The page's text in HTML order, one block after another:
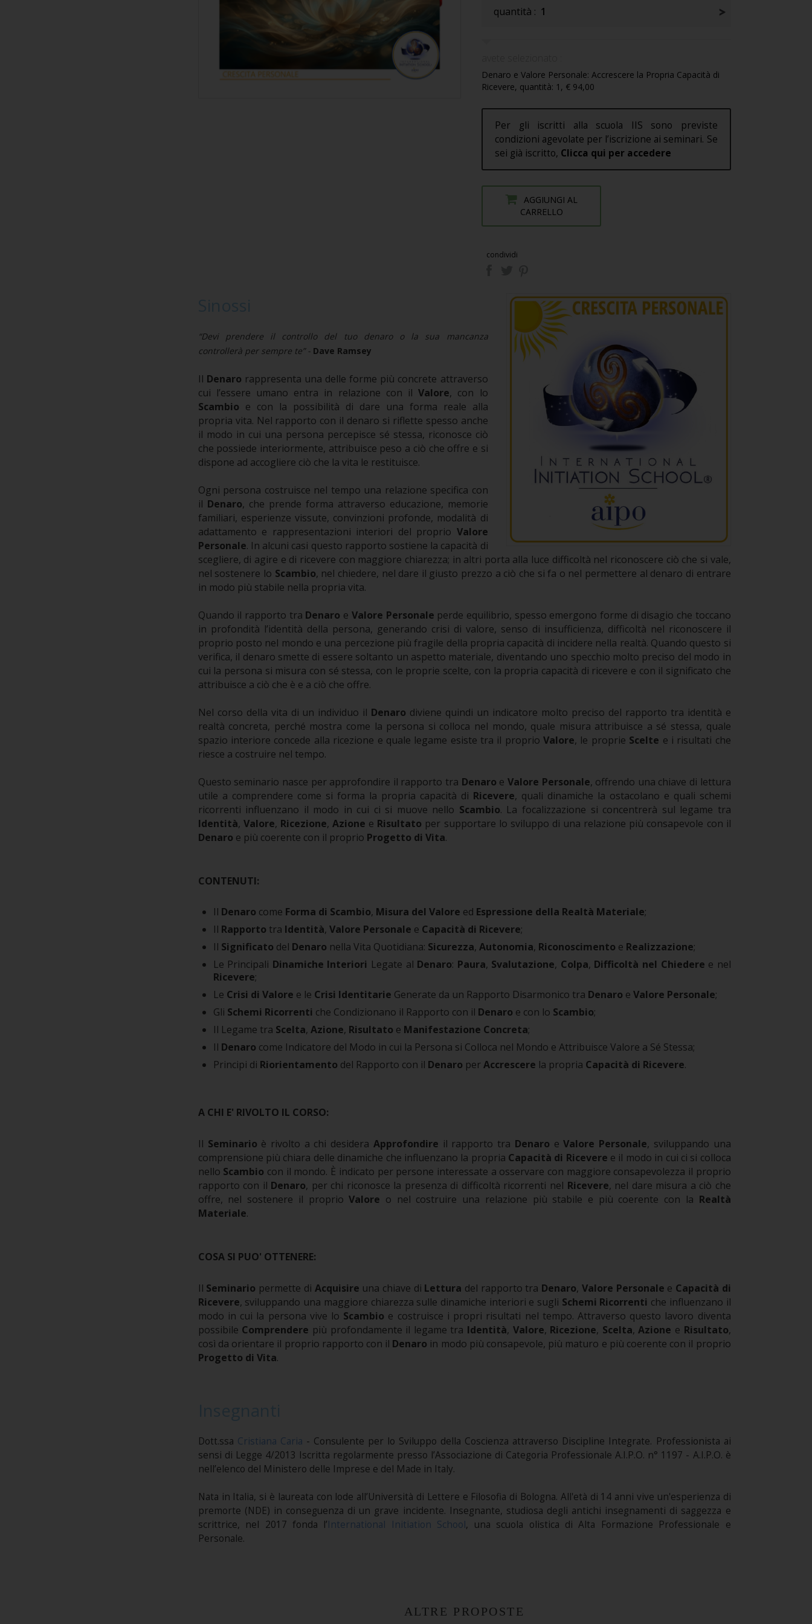
quantità : 1
Denaro e Valore Personale: Accrescere la Propria Capacità di
Ricevere, quantità: 1, € 94,00
Per gli iscritti alla scuola IIS sono previste
condizioni agevolate per l’iscrizione ai seminari. Se
sei già iscritto, Clicca qui per accedere
AGGIUNGI AL
CARRELLO
condividi
“Devi prendere il controllo del tuo denaro o la sua mancanza
controllerà per sempre te” - Dave Ramsey
Il Denaro rappresenta una delle forme più concrete attraverso
cui l’essere umano entra in relazione con ilValore, con lo
Scambio e con la possibilità di dare una forma reale alla
propria vita. Nel rapporto con il denaro si riflette spesso anche
il modo in cui una persona percepisce sé stessa, riconosce ciò
che possiede interiormente, attribuisce peso a ciò che offre e si
dispone ad accogliere ciò che la vita le restituisce.
Ogni persona costruisce nel tempo una relazione specifica con
il Denaro, che prende forma attraverso educazione, memorie
familiari, esperienze vissute, convinzioni profonde, modalità di
adattamento e rappresentazioni interiori del proprio Valore
Personale. In alcuni casi questo rapporto sostiene la capacità di
scegliere, di agire e di ricevere con maggiore chiarezza; in altri porta alla luce difficoltà nel riconoscere ciò che si vale,
nel sostenere lo Scambio, nel chiedere, nel dare il giusto prezzo a ciò che si fa o nel permettere al denaro di entrare
in modo più stabile nella propria vita.
Quando il rapporto tra Denaro e Valore Personale perde equilibrio, spesso emergono forme di disagio che toccano
in profondità l’identità della persona, generando crisi di valore, senso di insufficienza, difficoltà nel riconoscere il
proprio posto nel mondo e una percezione più fragile della propria capacità di incidere nella realtà. Quando questo si
verifica, il denaro smette di essere soltanto un aspetto materiale, diventando uno specchio molto preciso del modo in
cui la persona si misura con sé stessa, con le proprie scelte, con la propria capacità di ricevere e con il significato che
attribuisce a ciò che è e a ciò che offre.
Nel corso della vita di un individuo il Denaro diviene quindi un indicatore molto preciso del rapporto tra identità e
realtà concreta, perché mostra come la persona si colloca nel mondo, quale misura attribuisce a sé stessa, quale
spazio interiore concede alla ricezione e quale legame esiste tra il proprioValore, le proprie Scelte e i risultati che
riesce a costruire nel tempo.
Questo seminario nasce per approfondire il rapporto tra Denaro e Valore Personale, offrendo una chiave di lettura
utile a comprendere come si forma la propria capacità di Ricevere, quali dinamiche la ostacolano e quali schemi
ricorrenti influenzano il modo in cui ci si muove nello Scambio. La focalizzazione si concentrerà sul legame tra
Identità, Valore, Ricezione,Azione e Risultato per supportare lo sviluppo di una relazione più consapevole con il
Denaro e più coerente con il proprio Progetto di Vita.
CONTENUTI:
Il Denaro come Forma di Scambio, Misura del Valore ed Espressione della Realtà Materiale;
Il Rapporto tra Identità, Valore Personale e Capacità di Ricevere;
Il Significato del Denaro nella Vita Quotidiana: Sicurezza, Autonomia, Riconoscimento e Realizzazione;
Le Principali Dinamiche Interiori Legate al Denaro: Paura, Svalutazione, Colpa, Difficoltà nel Chiedere e nel
Ricevere;
Le Crisi di Valore e le Crisi Identitarie Generate da un Rapporto Disarmonico tra Denaro e Valore Personale;
Gli Schemi Ricorrenti che Condizionano il Rapporto con il Denaro e con lo Scambio;
Il Legame tra Scelta, Azione, Risultato e Manifestazione Concreta;
Il Denaro come Indicatore del Modo in cui la Persona si Colloca nel Mondo e Attribuisce Valore a Sé Stessa;
Principi di Riorientamento del Rapporto con il Denaro perAccrescere la propria Capacità di Ricevere.
A CHI E' RIVOLTO IL CORSO:
Il Seminario è rivolto a chi desidera Approfondire il rapporto tra Denaro eValore Personale, sviluppando una
comprensione più chiara delle dinamiche che influenzano la propria Capacità di Ricevere e il modo in cui ci si colloca
nello Scambio con il mondo. È indicato per persone interessate a osservare con maggiore consapevolezza il proprio
rapporto con il Denaro, per chi riconosce la presenza di difficoltà ricorrenti nel Ricevere, nel dare misura a ciò che
offre, nel sostenere il proprioValore o nel costruire una relazione più stabile e più coerente con la Realtà
Materiale.
COSA SI PUO' OTTENERE:
Il Seminario permette di Acquisire una chiave di Lettura del rapporto tra Denaro, Valore Personale e Capacità di
Ricevere, sviluppando una maggiore chiarezza sulle dinamiche interiori e sugli Schemi Ricorrenti che influenzano il
modo in cui la persona vive lo Scambio e costruisce i propri risultati nel tempo. Attraverso questo lavoro diventa
possibile Comprendere più profondamente il legame tra Identità, Valore, Ricezione, Scelta,Azione e Risultato,
così da orientare il proprio rapporto con il Denaro in modo più consapevole, più maturo e più coerente con il proprio
Progetto di Vita.
Dott.ssa Cristiana Caria - Consulente per lo Sviluppo della Coscienza attraverso Discipline Integrate. Professionista ai
sensi di Legge 4/2013 Iscritta regolarmente presso l’Associazione di Categoria Professionale A.I.P.O. n° 1197 - A.I.P.O. è
nell’elenco del Ministero delle Imprese e del Made in Italy.
Nata in Italia, si è laureata con lode all’Università di Lettere e Filosofia di Bologna. All'età di 14 anni vive un'esperienza di
premorte (NDE) in conseguenza di un grave incidente. Insegnante, studiosa degli antichi insegnamenti di saggezza e
scrittrice, nel 2017 fonda l’International Initiation School, una scuola olistica di Alta Formazione Professionale e
Personale.
ALTRE PROPOSTE